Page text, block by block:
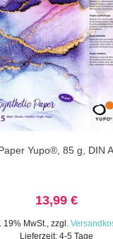
Yupo®, 85 g, DIN
13,99 €
19% MwSt., zzgl.
Lieferzeit: 4-5 Tage